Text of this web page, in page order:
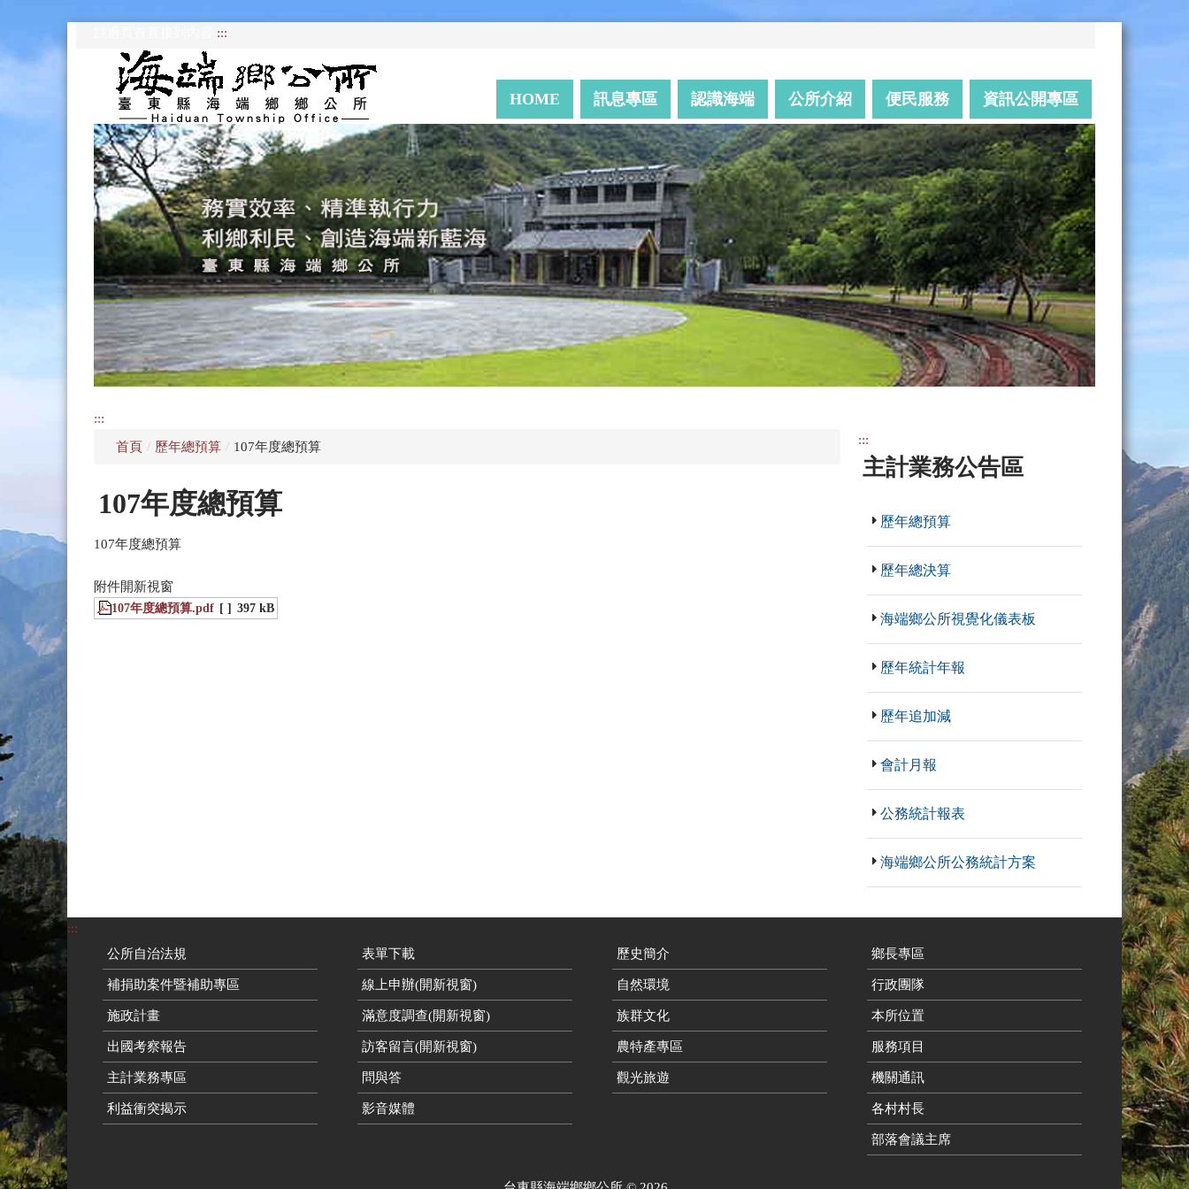
:::
HOME 訊息專區 認識海端 公所介紹 便民服務 資訊公開專區
:::
首頁 / 歷年總預算 / 107年度總預算
107年度總預算
107年度總預算
附件開新視窗
107年度總預算.pdf [ ] 397 kB
:::
主計業務公告區
歷年總預算
歷年總決算
海端鄉公所視覺化儀表板
歷年統計年報
歷年追加減
會計月報
公務統計報表
海端鄉公所公務統計方案
:::
公所自治法規
補捐助案件暨補助專區
施政計畫
出國考察報告
主計業務專區
利益衝突揭示
表單下載
線上申辦(開新視窗)
滿意度調查(開新視窗)
訪客留言(開新視窗)
問與答
影音媒體
歷史簡介
自然環境
族群文化
農特產專區
觀光旅遊
鄉長專區
行政團隊
本所位置
服務項目
機關通訊
各村村長
部落會議主席